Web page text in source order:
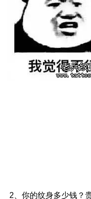
2、你的纹身多少钱？